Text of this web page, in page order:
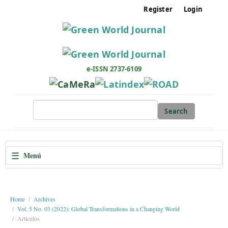
i
o
n
a
i
n
Register Login
e-ISSN 2737-6109
Search
☰ Menú
Home
Archives
Vol. 5 No. 03 (2022): Global Transformations in a Changing World
Artículos